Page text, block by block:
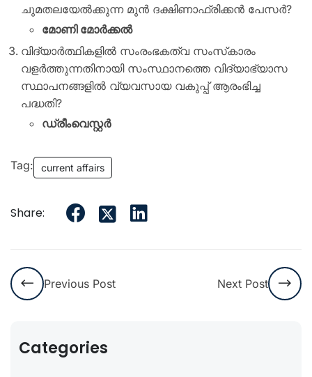
ചുമതലയേൽക്കുന്ന മുൻ ദക്ഷിണാഫ്രിക്കൻ പേസർ?
മോണി മോർക്കൽ
വിദ്യാർത്ഥികളിൽ സംരംഭകത്വ സംസ്‌കാരം
വളർത്തുന്നതിനായി സംസ്ഥാനത്തെ വിദ്യാഭ്യാസ
സ്ഥാപനങ്ങളിൽ വ്യവസായ വകുപ്പ് ആരംഭിച്ച
പദ്ധതി?
ഡ്രീംവെസ്റ്റർ
Tag: current affairs
Share:
Previous Post Next Post
Categories